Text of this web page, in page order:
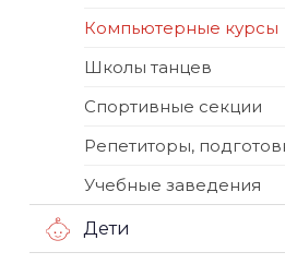
Компьютерные курсы
Школы танцев
Спортивные секции
Репетиторы,
Учебные заведения
Дети